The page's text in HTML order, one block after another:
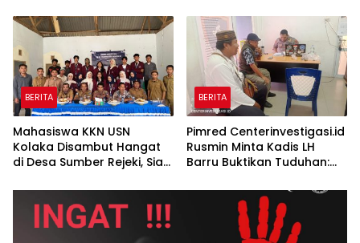
Transparan*
BERITA
Mahasiswa KKN USN
Kolaka Disambut Hangat
di Desa Sumber Rejeki, Siap
Pemberdayaan
Masyarakat
BERITA
Pimred Centerinvestigasi.id
Rusmin Minta Kadis LH
Barru Buktikan Tuduhan:
Harus Ditindak Tegas!”